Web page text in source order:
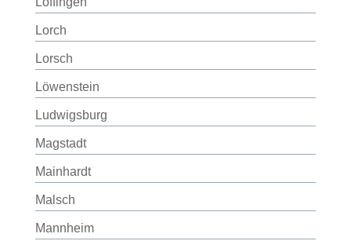
Lorch
Lorsch
Löwenstein
Ludwigsburg
Magstadt
Mainhardt
Malsch
Mannheim